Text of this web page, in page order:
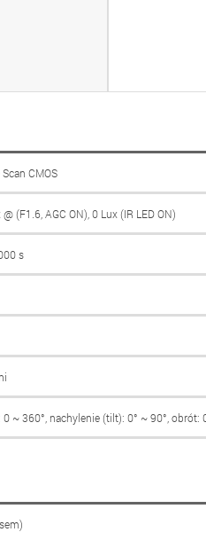
CMOS
(F1.6, AGC ON), 0 Lux (IR LED ON)
s
0 ~ 360°, nachylenie (tilt): 0° ~ 90°, obrót: